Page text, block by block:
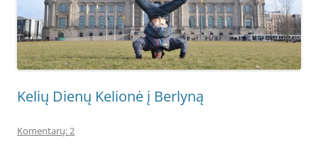
Kelių Dienų Kelionė į Berlyną
Komentarų: 2